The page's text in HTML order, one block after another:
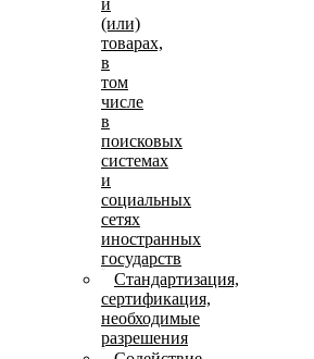
и
(или)
товарах,
в
том
числе
в
поисковых
системах
и
социальных
сетях
иностранных
государств
Стандартизация,
сертификация,
необходимые
разрешения